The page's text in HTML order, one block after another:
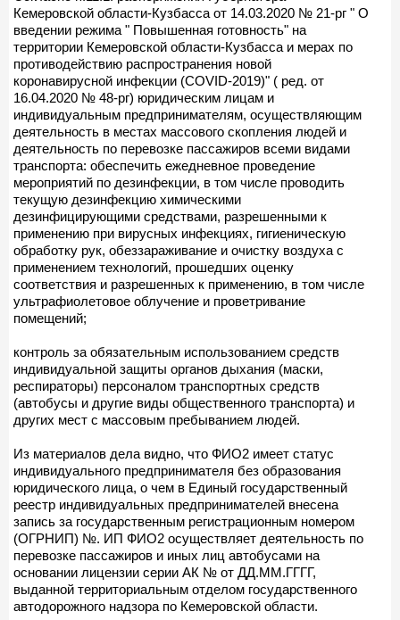
Кемеровской области-Кузбасса от 14.03.2020 № 21-рг " О
введении режима " Повышенная готовность" на
территории Кемеровской области-Кузбасса и мерах по
противодействию распространения новой
коронавирусной инфекции (COVID-2019)" ( ред. от
16.04.2020 № 48-рг) юридическим лицам и
индивидуальным предпринимателям, осуществляющим
деятельность в местах массового скопления людей и
деятельность по перевозке пассажиров всеми видами
транспорта: обеспечить ежедневное проведение
мероприятий по дезинфекции, в том числе проводить
текущую дезинфекцию химическими
дезинфицирующими средствами, разрешенными к
применению при вирусных инфекциях, гигиеническую
обработку рук, обеззараживание и очистку воздуха с
применением технологий, прошедших оценку
соответствия и разрешенных к применению, в том числе
ультрафиолетовое облучение и проветривание
помещений;
контроль за обязательным использованием средств
индивидуальной защиты органов дыхания (маски,
респираторы) персоналом транспортных средств
(автобусы и другие виды общественного транспорта) и
других мест с массовым пребыванием людей.
Из материалов дела видно, что ФИО2 имеет статус
индивидуального предпринимателя без образования
юридического лица, о чем в Единый государственный
реестр индивидуальных предпринимателей внесена
запись за государственным регистрационным номером
(ОГРНИП) №. ИП ФИО2 осуществляет деятельность по
перевозке пассажиров и иных лиц автобусами на
основании лицензии серии АК № от ДД.ММ.ГГГГ,
выданной территориальным отделом государственного
автодорожного надзора по Кемеровской области.